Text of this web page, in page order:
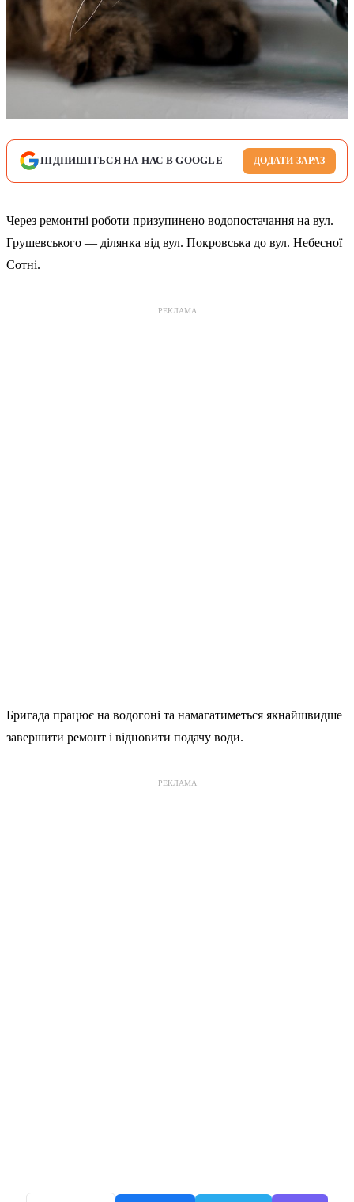
ПІДПИШІТЬСЯ НА НАС В GOOGLE ДОДАТИ ЗАРАЗ
Через ремонтні роботи призупинено водопостачання на вул.
Грушевського — ділянка від вул. Покровська до вул. Небесної
Сотні.
РЕКЛАМА
Бригада працює на водогоні та намагатиметься якнайшвидше
завершити ремонт і відновити подачу води.
РЕКЛАМА